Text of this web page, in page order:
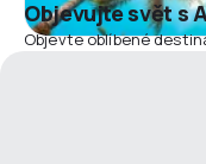
Objevujte svět s
Objevte oblíbené